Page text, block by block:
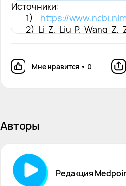
Источники:
1)
https://
2) Li Z, Liu P, Wang Z,
Мне нравится • 0
Авторы
Редакция